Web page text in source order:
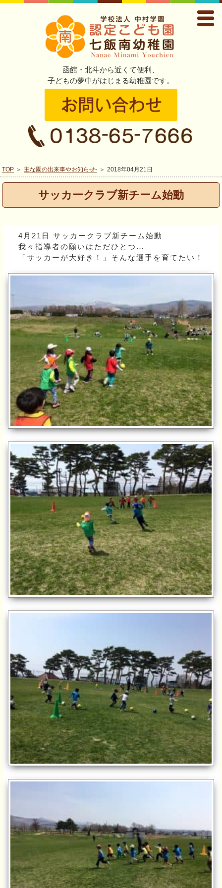
函館・北斗から近くて便利、
子どもの夢中がはじまる幼稚園です。
TOP 主な園の出来事やお知らせ- 2018年04月21日
サッカークラブ新チーム始動
4月21日 サッカークラブ新チーム始動
我々指導者の願いはただひとつ…
「サッカーが大好き！」そんな選手を育てたい！